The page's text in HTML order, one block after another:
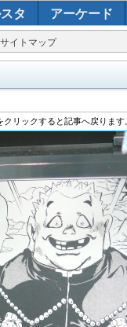
タ アーケード
サイトマップ
リックすると記事へ戻ります